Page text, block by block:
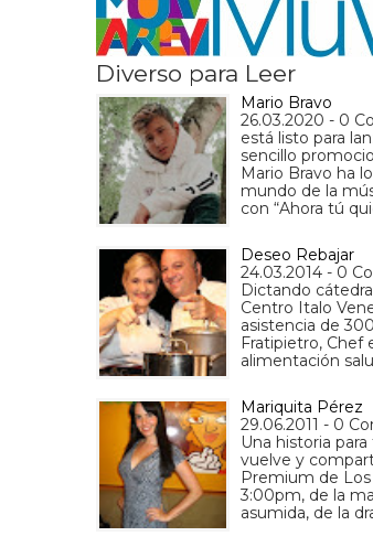
Diverso para Leer
Mario Bravo
26.03.2020 - 0
está listo para
sencillo
Mario Bravo ha
mundo de la
con “Ahora tú
Deseo Rebajar
24.03.2014 - 0
Dictando
Centro Italo
asistencia de
Fratipietro, Chef
alimentación
Mariquita Pérez
29.06.2011 - 0
Una historia
vuelve y
Premium de Los
3:00pm, de la
asumida, de la